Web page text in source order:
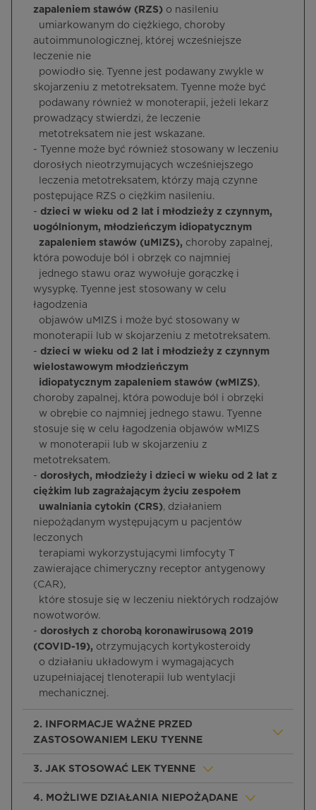
zapaleniem stawów (RZS) o nasileniu
umiarkowanym do ciężkiego, choroby
autoimmunologicznej, której wcześniejsze
leczenie nie
powiodło się. Tyenne jest podawany zwykle w
skojarzeniu z metotreksatem. Tyenne może być
podawany również w monoterapii, jeżeli lekarz
prowadzący stwierdzi, że leczenie
metotreksatem nie jest wskazane.
- Tyenne może być również stosowany w leczeniu
dorosłych nieotrzymujących wcześniejszego
leczenia metotreksatem, którzy mają czynne
postępujące RZS o ciężkim nasileniu.
- dzieci w wieku od 2 lat i młodzieży z czynnym,
uogólnionym, młodzieńczym idiopatycznym
zapaleniem stawów (uMIZS), choroby zapalnej,
która powoduje ból i obrzęk co najmniej
jednego stawu oraz wywołuje gorączkę i
wysypkę. Tyenne jest stosowany w celu
łagodzenia
objawów uMIZS i może być stosowany w
monoterapii lub w skojarzeniu z metotreksatem.
- dzieci w wieku od 2 lat i młodzieży z czynnym
wielostawowym młodzieńczym
idiopatycznym zapaleniem stawów (wMIZS),
choroby zapalnej, która powoduje ból i obrzęki
w obrębie co najmniej jednego stawu. Tyenne
stosuje się w celu łagodzenia objawów wMIZS
w monoterapii lub w skojarzeniu z
metotreksatem.
- dorosłych, młodzieży i dzieci w wieku od 2 lat z
ciężkim lub zagrażającym życiu zespołem
uwalniania cytokin (CRS), działaniem
niepożądanym występującym u pacjentów
leczonych
terapiami wykorzystującymi limfocyty T
zawierające chimeryczny receptor antygenowy
(CAR),
które stosuje się w leczeniu niektórych rodzajów
nowotworów.
- dorosłych z chorobą koronawirusową 2019
(COVID-19), otrzymujących kortykosteroidy
o działaniu układowym i wymagających
uzupełniającej tlenoterapii lub wentylacji
mechanicznej.
2. INFORMACJE WAŻNE PRZED
ZASTOSOWANIEM LEKU TYENNE
3. JAK STOSOWAĆ LEK TYENNE
4. MOŻLIWE DZIAŁANIA NIEPOŻĄDANE